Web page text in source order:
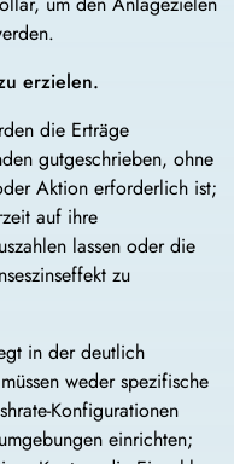
erzielen.
die Erträge
gutgeschrieben, ohne
Aktion erforderlich ist;
auf ihre
lassen oder die
zu
in der deutlich
weder spezifische
Konfigurationen
einrichten;